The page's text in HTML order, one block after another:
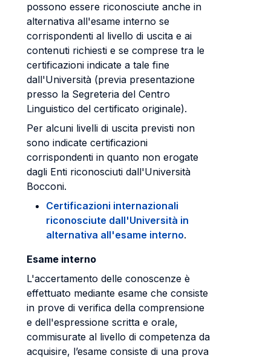
possono essere riconosciute anche in
alternativa all'esame interno se
corrispondenti al livello di uscita e ai
contenuti richiesti e se comprese tra le
certificazioni indicate a tale fine
dall'Università (previa presentazione
presso la Segreteria del Centro
Linguistico del certificato originale).
Per alcuni livelli di uscita previsti non
sono indicate certificazioni
corrispondenti in quanto non erogate
dagli Enti riconosciuti dall'Università
Bocconi.
Certificazioni internazionali
riconosciute dall'Università in
alternativa all'esame interno.
Esame interno
L'accertamento delle conoscenze è
effettuato mediante esame che consiste
in prove di verifica della comprensione
e dell'espressione scritta e orale,
commisurate al livello di competenza da
acquisire, l’esame consiste di una prova